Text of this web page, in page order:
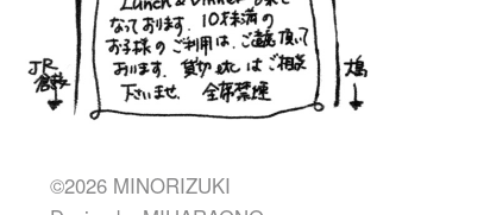
©2026 MINORIZUKI